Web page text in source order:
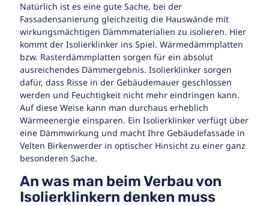
Natürlich ist es eine gute Sache, bei der
Fassadensanierung gleichzeitig die Hauswände mit
wirkungsmächtigen Dämmmaterialien zu isolieren. Hier
kommt der Isolierklinker ins Spiel. Wärmedämmplatten
bzw. Rasterdämmplatten sorgen für ein absolut
ausreichendes Dämmergebnis. Isolierklinker sorgen
dafür, dass Risse in der Gebäudemauer geschlossen
werden und Feuchtigkeit nicht mehr eindringen kann.
Auf diese Weise kann man durchaus erheblich
Wärmeenergie einsparen. Ein Isolierklinker verfügt über
eine Dämmwirkung und macht Ihre Gebäudefassade in
Velten Birkenwerder in optischer Hinsicht zu einer ganz
besonderen Sache.
An was man beim Verbau von
Isolierklinkern denken muss